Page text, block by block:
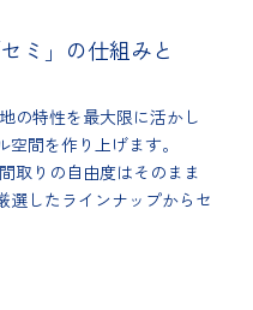
ミ」の仕組みと
の特性を最大限に活かし
間を作り上げます。
取りの自由度はそのまま
選したラインナップからセ